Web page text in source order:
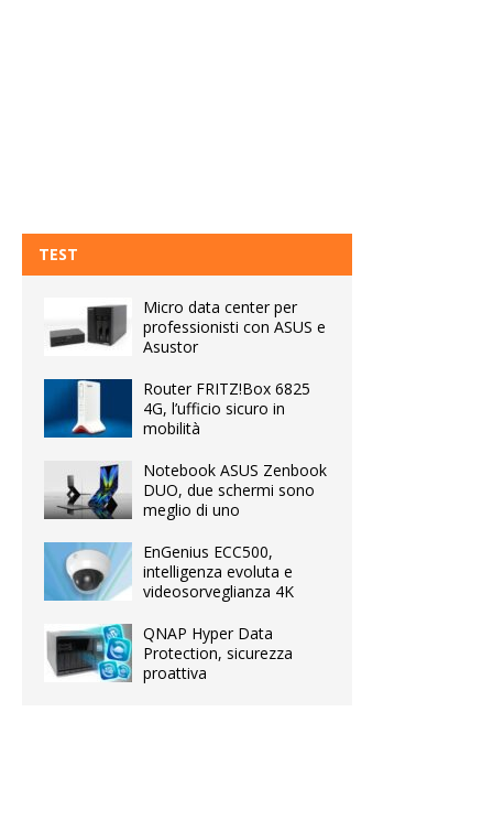
TEST
Micro data center per
professionisti con ASUS e
Asustor
Router FRITZ!Box 6825
4G, l’ufficio sicuro in
mobilità
Notebook ASUS Zenbook
DUO, due schermi sono
meglio di uno
EnGenius ECC500,
intelligenza evoluta e
videosorveglianza 4K
QNAP Hyper Data
Protection, sicurezza
proattiva